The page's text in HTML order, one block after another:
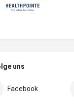
uns
Facebook